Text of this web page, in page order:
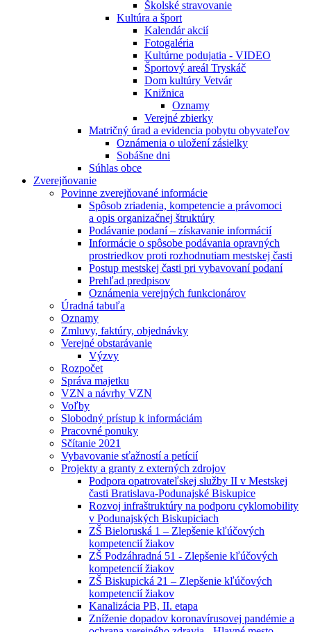
Školské stravovanie
Kultúra a šport
Kalendár akcií
Fotogaléria
Kultúrne podujatia - VIDEO
Športový areál Tryskáč
Dom kultúry Vetvár
Knižnica
Oznamy
Verejné zbierky
Matričný úrad a evidencia pobytu obyvateľov
Oznámenia o uložení zásielky
Sobášne dni
Súhlas obce
Zverejňovanie
Povinne zverejňované informácie
Spôsob zriadenia, kompetencie a právomoci
a opis organizačnej štruktúry
Podávanie podaní – získavanie informácií
Informácie o spôsobe podávania opravných
prostriedkov proti rozhodnutiam mestskej časti
Postup mestskej časti pri vybavovaní podaní
Prehľad predpisov
Oznámenia verejných funkcionárov
Úradná tabuľa
Oznamy
Zmluvy, faktúry, objednávky
Verejné obstarávanie
Výzvy
Rozpočet
Správa majetku
VZN a návrhy VZN
Voľby
Slobodný prístup k informáciám
Pracovné ponuky
Sčítanie 2021
Vybavovanie sťažností a petícií
Projekty a granty z externých zdrojov
Podpora opatrovateľskej služby II v Mestskej
časti Bratislava-Podunajské Biskupice
Rozvoj infraštruktúry na podporu cyklomobility
v Podunajských Biskupiciach
ZŠ Bieloruská 1 – Zlepšenie kľúčových
kompetencií žiakov
ZŠ Podzáhradná 51 - Zlepšenie kľúčových
kompetencií žiakov
ZŠ Biskupická 21 – Zlepšenie kľúčových
kompetencií žiakov
Kanalizácia PB, II. etapa
Zníženie dopadov koronavírusovej pandémie a